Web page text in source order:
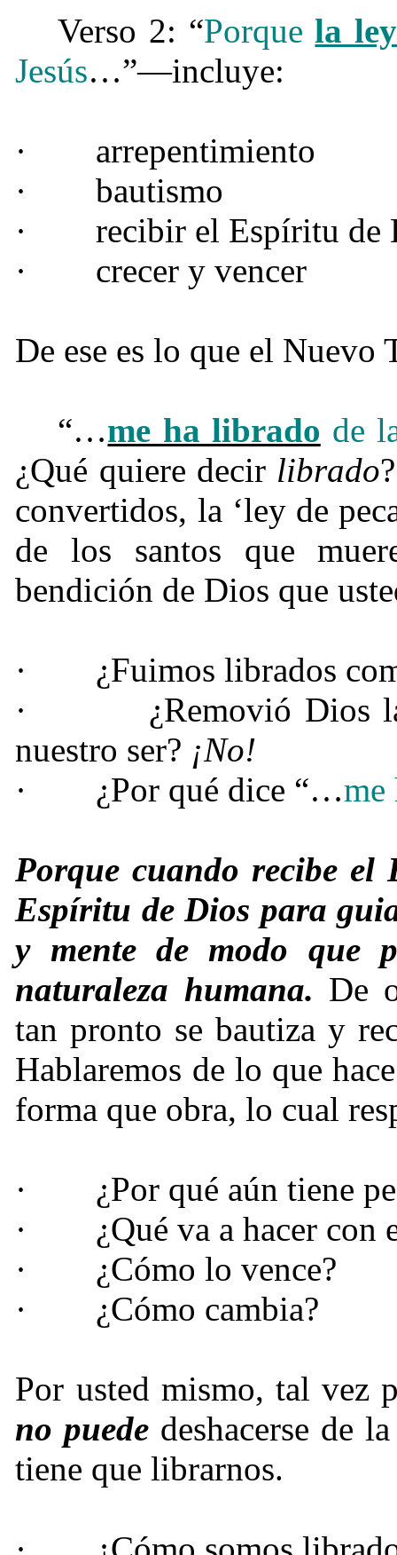
Verso 2: “Porquela
Jesús…”—incluye:
·
arrepentimiento
·
bautismo
·
recibir el Espíritu de
·
crecer y vencer
De ese es lo que el Nuevo
“…me ha librado de
¿Qué quiere decir librado
convertidos, la ‘ley de
de los santos que
bendición de Dios que
·
¿Fuimos librados
·
¿Removió Dios
nuestro ser? ¡No!
·
¿Por qué dice “…me
Porque cuando recibe
Espíritu de Dios para
y mente de modo que
naturaleza humana. De
tan pronto se bautiza y
Hablaremos de lo que
forma que obra, lo cual
·
¿Por qué aún tiene
·
¿Qué va a hacer con
·
¿Cómo lo vence?
·
¿Cómo cambia?
Por usted mismo, tal vez
no puede deshacerse de la
tiene que librarnos.